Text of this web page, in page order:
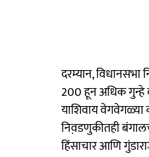
दरम्यान,
200 हून अधिक
याशिवाय वेगवेगळ्या
निव़डणुकीतही
हिंसाचार आणि